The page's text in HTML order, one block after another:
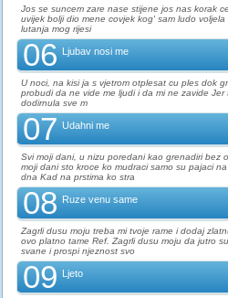
Jos se suncem zare nase stijene jos nas korak
uvijek bolji dio mene covjek kog' sam ludo voljela
lutanja mog rijesi
06 Ljubav nosi me
U noci, na kisi ja s vjetrom otplesat cu ples dok
probudi da ne vide me ljudi i da mi ne zavide Jer
dodirnula sve m
07 Udahni me
Svi moji dani, u nizu poredani kao grenadiri bez
moji dani sto kroce ko mudraci samo su pajaci
dna Kad na prstima ko stra
08 Ruze venu same
Zagrli dusu moju treba mi tvoje rame i dodaj
ovo platno tame Ref. Zagrli dusu moju da jutro
svane i prospi njeznost svo
09 Ljeto